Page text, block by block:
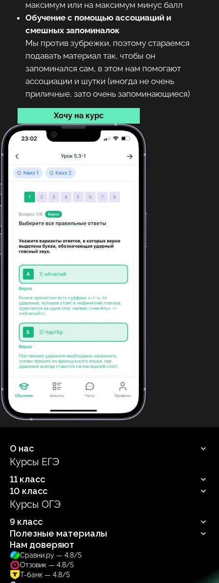
максимум или на максимум минус балл
Обучение с помощью ассоциаций и
смешных запоминалок
Мы против зубрежки, поэтому стараемся
подавать материал так, чтобы он
запоминался сам, в этом нам помогают
ассоциации и шутки (иногда не очень
приличные, зато очень запоминающиеся)
Хочу на курс
О нас
Продюсерский центр
Курсы ЕГЭ
11 класс
Русский язык
Профильная математика
Информатика
Обществознание
Биология
10 класс
Русский язык
Информатика
Обществознание
Биология
Курсы ОГЭ
9 класс
Русский язык
Полезные материалы
Блог
Учебник
Тренажер
Нам доверяют
Сравни.ру — 4.8/5
Отзовик — 4.8/5
Т-банк — 4.8/5